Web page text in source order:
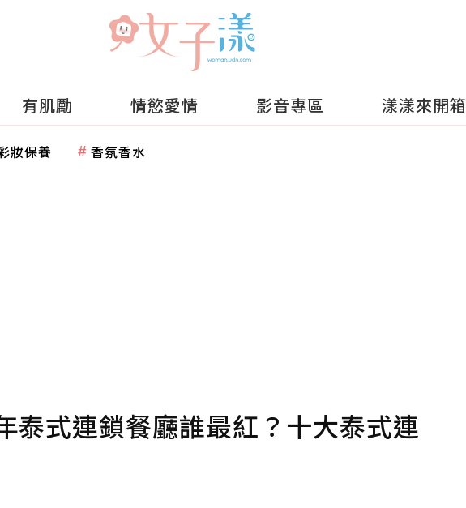
有肌勵 情慾愛情 影音專區 漾漾來開箱
妝保養 香氛香水
泰式連鎖餐廳誰最紅？十大泰式連